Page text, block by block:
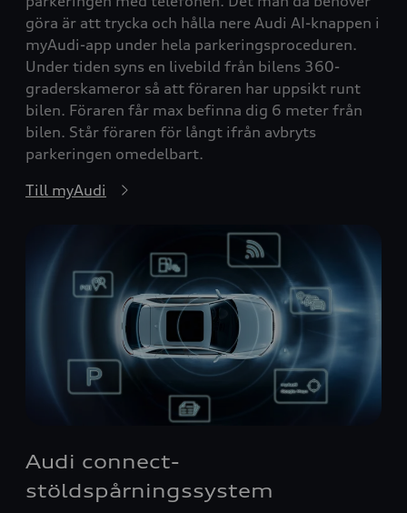
göra är att trycka och hålla nere Audi AI-knappen i
myAudi-app under hela parkeringsproceduren.
Under tiden syns en livebild från bilens 360-
graderskameror så att föraren har uppsikt runt
bilen. Föraren får max befinna dig 6 meter från
bilen. Står föraren för långt ifrån avbryts
parkeringen omedelbart.
Till myAudi
Audi connect-
stöldspårningssystem